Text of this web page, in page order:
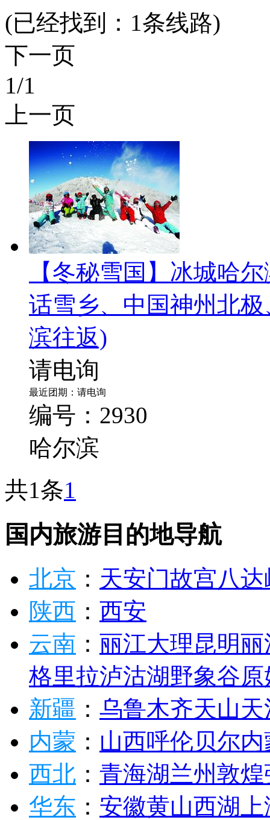
(已经找到： 1条线路)
下一页
1/1
上一页
【冬秘雪国】冰城哈
话雪乡、中国神州北
滨往返)
请电询
最近团期：请电询
编号：2930
哈尔滨
共1条1
国内旅游目的地导航
北京 ： 天安门故宫八
陕西 ： 西安
云南 ： 丽江大理昆明丽
格里拉泸沽湖野象谷
新疆 ： 乌鲁木齐天山天
内蒙 ： 山西呼伦贝尔
西北 ： 青海湖兰州敦煌
华东 ： 安徽黄山西湖